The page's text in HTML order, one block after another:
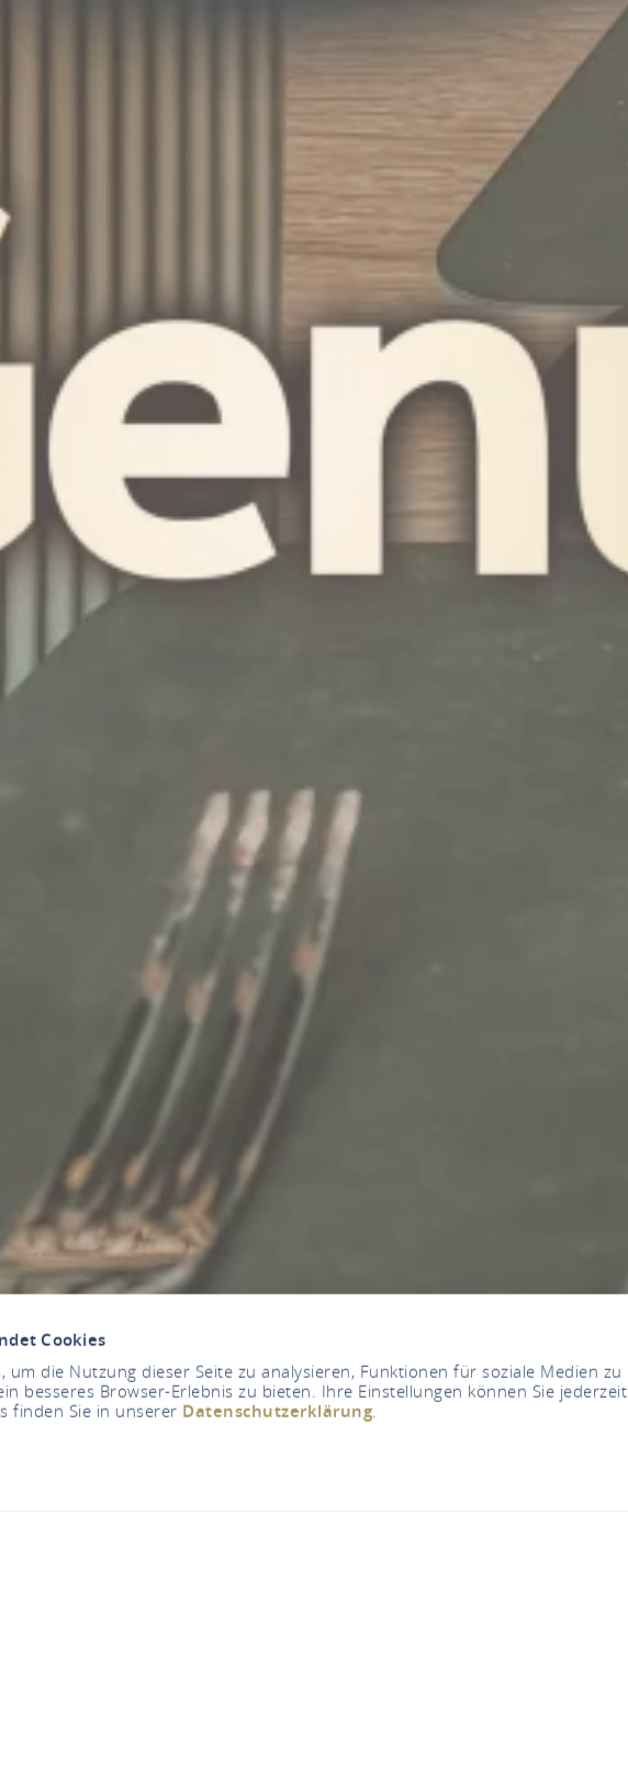
Cookies
um die Nutzung dieser Seite zu analysieren, Funktionen für soziale Medien zu
besseres Browser-Erlebnis zu bieten. Ihre Einstellungen können Sie jederzeit
finden Sie in unserer Datenschutzerklärung.